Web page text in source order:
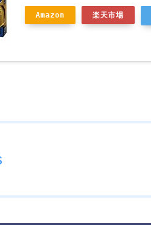
Amazon 楽天市場